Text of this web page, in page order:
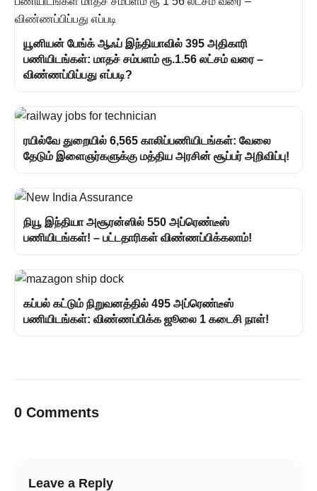
யூனியன் பேங்க் ஆஃப் இந்தியாவில் 395 அதிகாரி
பணியிடங்கள்: மாதச் சம்பளம் ரூ.1.56 லட்சம் வரை –
விண்ணப்பிப்பது எப்படி?
ரயில்வே துறையில் 6,565 காலிப்பணியிடங்கள்: வேலை
தேடும் இளைஞர்களுக்கு மத்திய அரசின் சூப்பர் அறிவிப்பு!
நியூ இந்தியா அசூரன்ஸில் 550 அப்ரெண்டீஸ்
பணியிடங்கள்! – பட்டதாரிகள் விண்ணப்பிக்கலாம்!
கப்பல் கட்டும் நிறுவனத்தில் 495 அப்ரெண்டீஸ்
பணியிடங்கள்: விண்ணப்பிக்க ஜூலை 1 கடைசி நாள்!
0 Comments
Leave a Reply